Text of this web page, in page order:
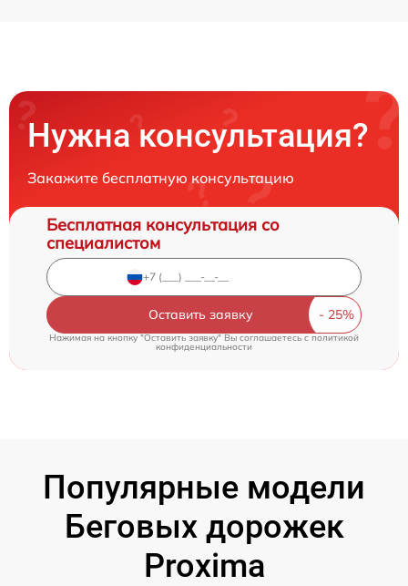
Нужна консультация?
Закажите бесплатную консультацию
Бесплатная консультация со
специалистом
Оставить заявку
Нажимая на кнопку "Оставить заявку" Вы соглашаетесь cполитикой
конфиденциальности
Популярные модели
Беговых дорожек
Proxima